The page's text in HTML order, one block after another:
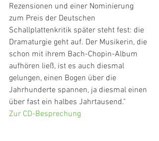
Rezensionen und einer Nominierung
zum Preis der Deutschen
Schallplattenkritik später steht fest: die
Dramaturgie geht auf. Der Musikerin, die
schon mit ihrem Bach-Chopin-Album
aufhören ließ, ist es auch diesmal
gelungen, einen Bogen über die
Jahrhunderte spannen, ja diesmal einen
über fast ein halbes Jahrtausend."
Zur CD-Besprechung